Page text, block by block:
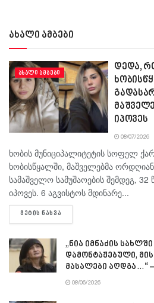
ახალი ამბები
ᲐᲮᲐᲚᲘ ᲐᲛᲑᲔᲑᲘ
დედა,
იპოვეს
08/07/2026
ხობის მუნიციპალიტეტის სოფელ
ხობისწყალში, მაშველებმა
სამაშველო სამუშაოების შემდეგ,
იპოვეს. 6 აგვისტოს მდინარე...
ᲛᲔᲢᲘᲡ ᲜᲐᲮᲕᲐ
„ნია იმნაძის
დამონტაჟებული,
მასალები აღდგა…“
08/06/2026